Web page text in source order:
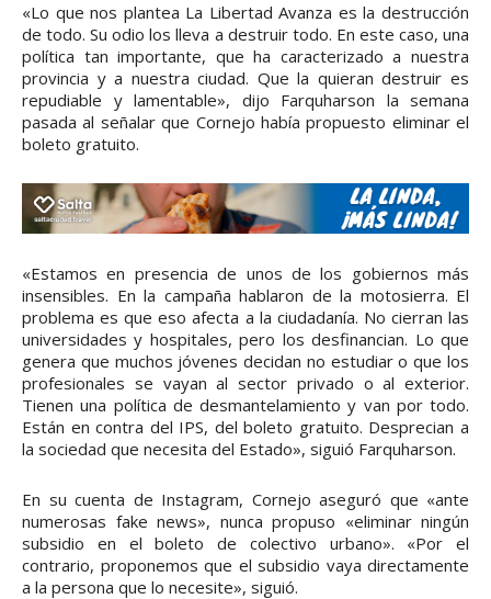
«Lo que nos plantea La Libertad Avanza es la destrucción
de todo. Su odio los lleva a destruir todo. En este caso, una
política tan importante, que ha caracterizado a nuestra
provincia y a nuestra ciudad. Que la quieran destruir es
repudiable y lamentable», dijo Farquharson la semana
pasada al señalar que Cornejo había propuesto eliminar el
boleto gratuito.
«Estamos en presencia de unos de los gobiernos más
insensibles. En la campaña hablaron de la motosierra. El
problema es que eso afecta a la ciudadanía. No cierran las
universidades y hospitales, pero los desfinancian. Lo que
genera que muchos jóvenes decidan no estudiar o que los
profesionales se vayan al sector privado o al exterior.
Tienen una política de desmantelamiento y van por todo.
Están en contra del IPS, del boleto gratuito. Desprecian a
la sociedad que necesita del Estado», siguió Farquharson.
En su cuenta de Instagram, Cornejo aseguró que «ante
numerosas fake news», nunca propuso «eliminar ningún
subsidio en el boleto de colectivo urbano». «Por el
contrario, proponemos que el subsidio vaya directamente
a la persona que lo necesite», siguió.